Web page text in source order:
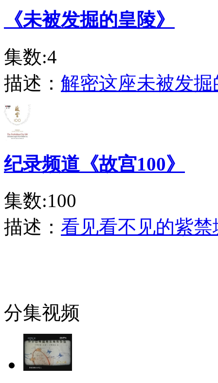
《未被发掘的皇陵》
集数:4
描述： 解密这座未被发掘
纪录频道《故宫100》
集数:100
描述： 看见看不见的紫禁
分集视频